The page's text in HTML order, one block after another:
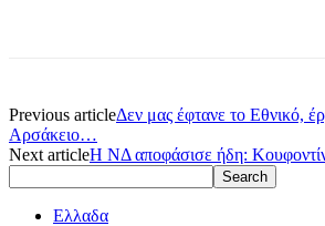
Previous articleΔεν μας έφτανε το Εθνικό,
Αρσάκειο…
Next articleΗ ΝΔ αποφάσισε ήδη:
Ελλαδα